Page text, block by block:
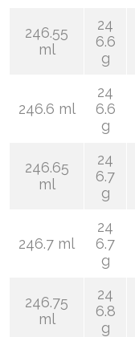
246.55
ml
24
6.6
g
246.6 ml
24
6.6
g
246.65
ml
24
6.7
g
246.7 ml
24
6.7
g
246.75
ml
24
6.8
g